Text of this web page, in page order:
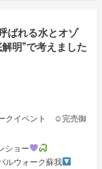
ばれる水とオゾ
明”で考えました
クイベント ☺︎完売御
ショー
ルウォーク蘇我